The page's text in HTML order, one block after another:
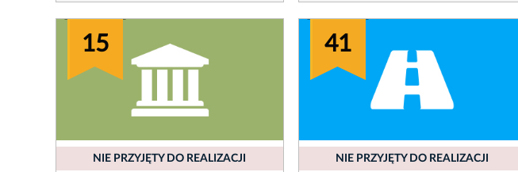
15
NIE PRZYJĘTY DO REALIZACJI
41
NIE PRZYJĘTY DO REALIZACJI